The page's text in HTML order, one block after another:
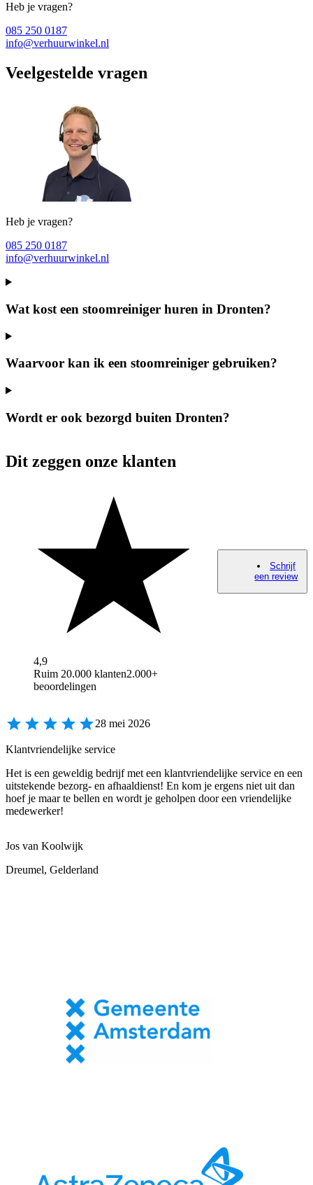
Heb je vragen?
085 250 0187
info@verhuurwinkel.nl
Veelgestelde vragen
Heb je vragen?
085 250 0187
info@verhuurwinkel.nl
Wat kost een stoomreiniger huren in Dronten?
Waarvoor kan ik een stoomreiniger gebruiken?
Wordt er ook bezorgd buiten Dronten?
Dit zeggen onze klanten
4,9
Ruim 20.000 klanten2.000+
beoordelingen
Schrijf
een review
28 mei 2026
Klantvriendelijke service
Het is een geweldig bedrijf met een klantvriendelijke service en een
uitstekende bezorg- en afhaaldienst! En kom je ergens niet uit dan
hoef je maar te bellen en wordt je geholpen door een vriendelijke
medewerker!
Jos van Koolwijk
Dreumel, Gelderland